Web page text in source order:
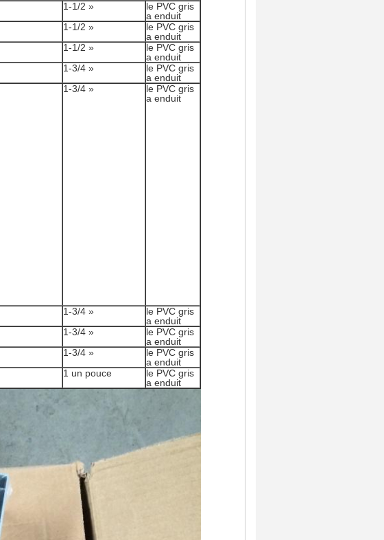
1-1/2 »
le PVC gris
a enduit
1-1/2 »
le PVC gris
a enduit
1-1/2 »
le PVC gris
a enduit
1-3/4 »
le PVC gris
a enduit
1-3/4 »
le PVC gris
a enduit
1-3/4 »
le PVC gris
a enduit
1-3/4 »
le PVC gris
a enduit
1-3/4 »
le PVC gris
a enduit
1 un pouce
le PVC gris
a enduit